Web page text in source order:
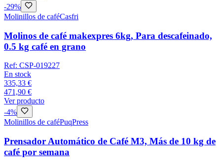
-29%
Molinillos de caféCasfri
Molinos de café makexpres 6kg, Para descafeinado,
0.5 kg café en grano
Ref: CSP-019227
En stock
335,33 €
471,90 €
Ver producto
-4%
Molinillos de caféPuqPress
Prensador Automático de Café M3, Más de 10 kg de
café por semana